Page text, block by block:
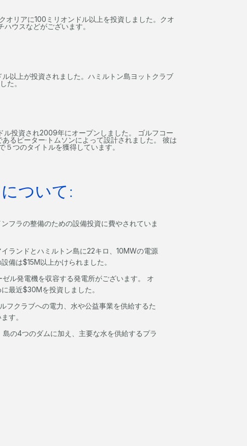
リアに100ミリオンドル以上を投資しました。クオ
ウスなどがございます。
以上が投資されました。ハミルトン島ヨットクラブ
た。
投資され2009年にオープンしました。 ゴルフコー
るピーター·トムソンによって設計されました。 彼は
つのタイトルを獲得しています。
ついて:
フラの整備のための設備投資に費やされていま
ランドとハミルトン島に22キロ、10MWの電源
備は$15M以上かけられました。
ル発電機を収容する発電所がございます。 オ
最近$30Mを投資しました。
フクラブへの電力、水や公益事業を供給するた
す。
の4つのダムに加え、主要な水を供給するプラ